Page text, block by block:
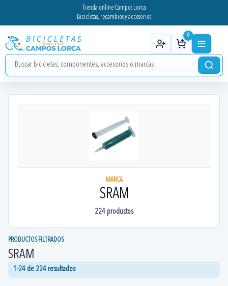
Tienda online Campos Lorca
Bicicletas, recambios y accesorios
0
MARCA
SRAM
224 productos
PRODUCTOS FILTRADOS
SRAM
1-24 de 224 resultados